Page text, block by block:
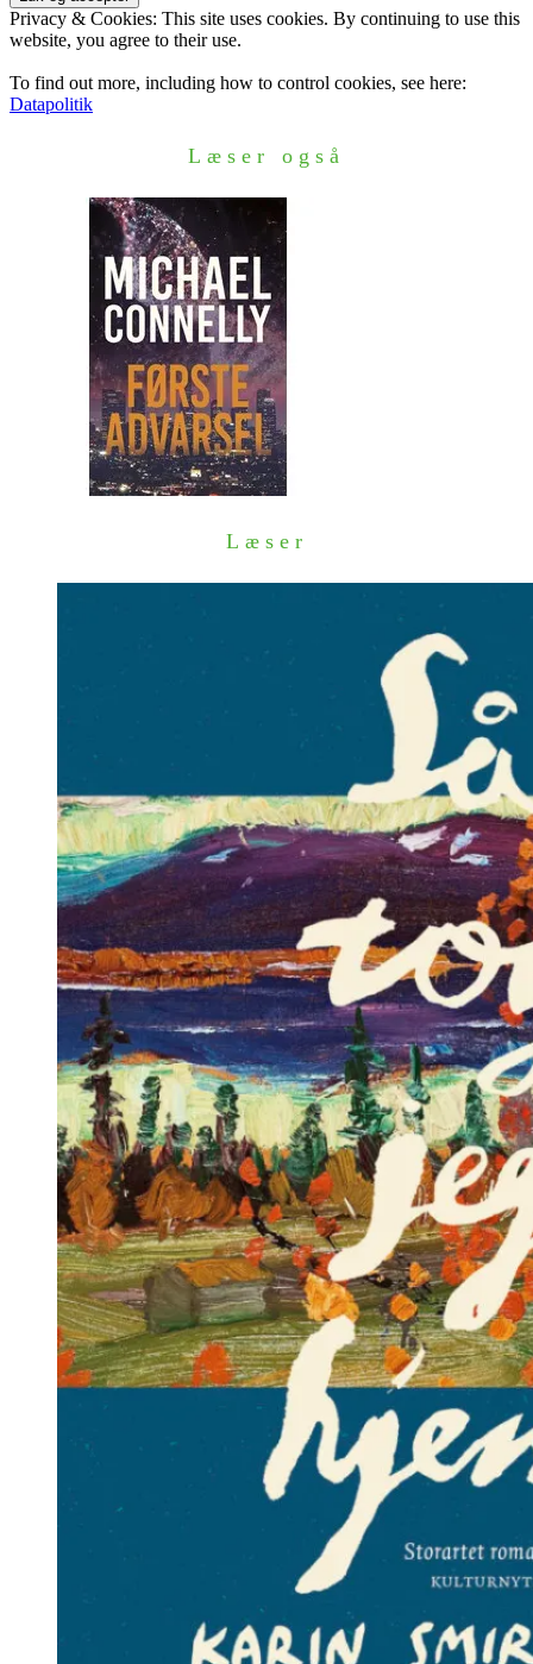
Privacy & Cookies: This site uses cookies. By continuing to use this
website, you agree to their use.
To find out more, including how to control cookies, see here:
Datapolitik
Læser også
Læser